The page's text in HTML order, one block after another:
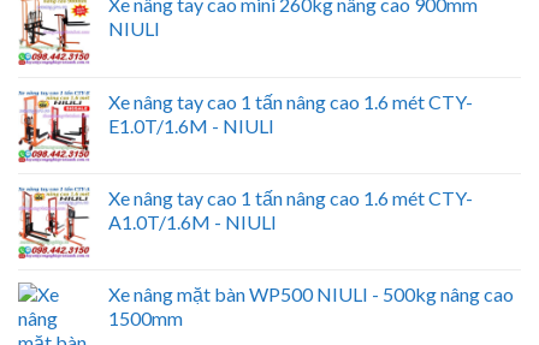
NIULI
Xe nâng tay cao 1 tấn nâng cao 1.6 mét CTY-
E1.0T/1.6M - NIULI
Xe nâng tay cao 1 tấn nâng cao 1.6 mét CTY-
A1.0T/1.6M - NIULI
Xe nâng mặt bàn WP500 NIULI - 500kg nâng cao
1500mm